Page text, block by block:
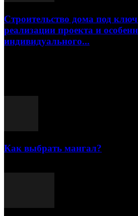
Строительство дома под
реализации проекта и
индивидуального...
Как выбрать мангал?